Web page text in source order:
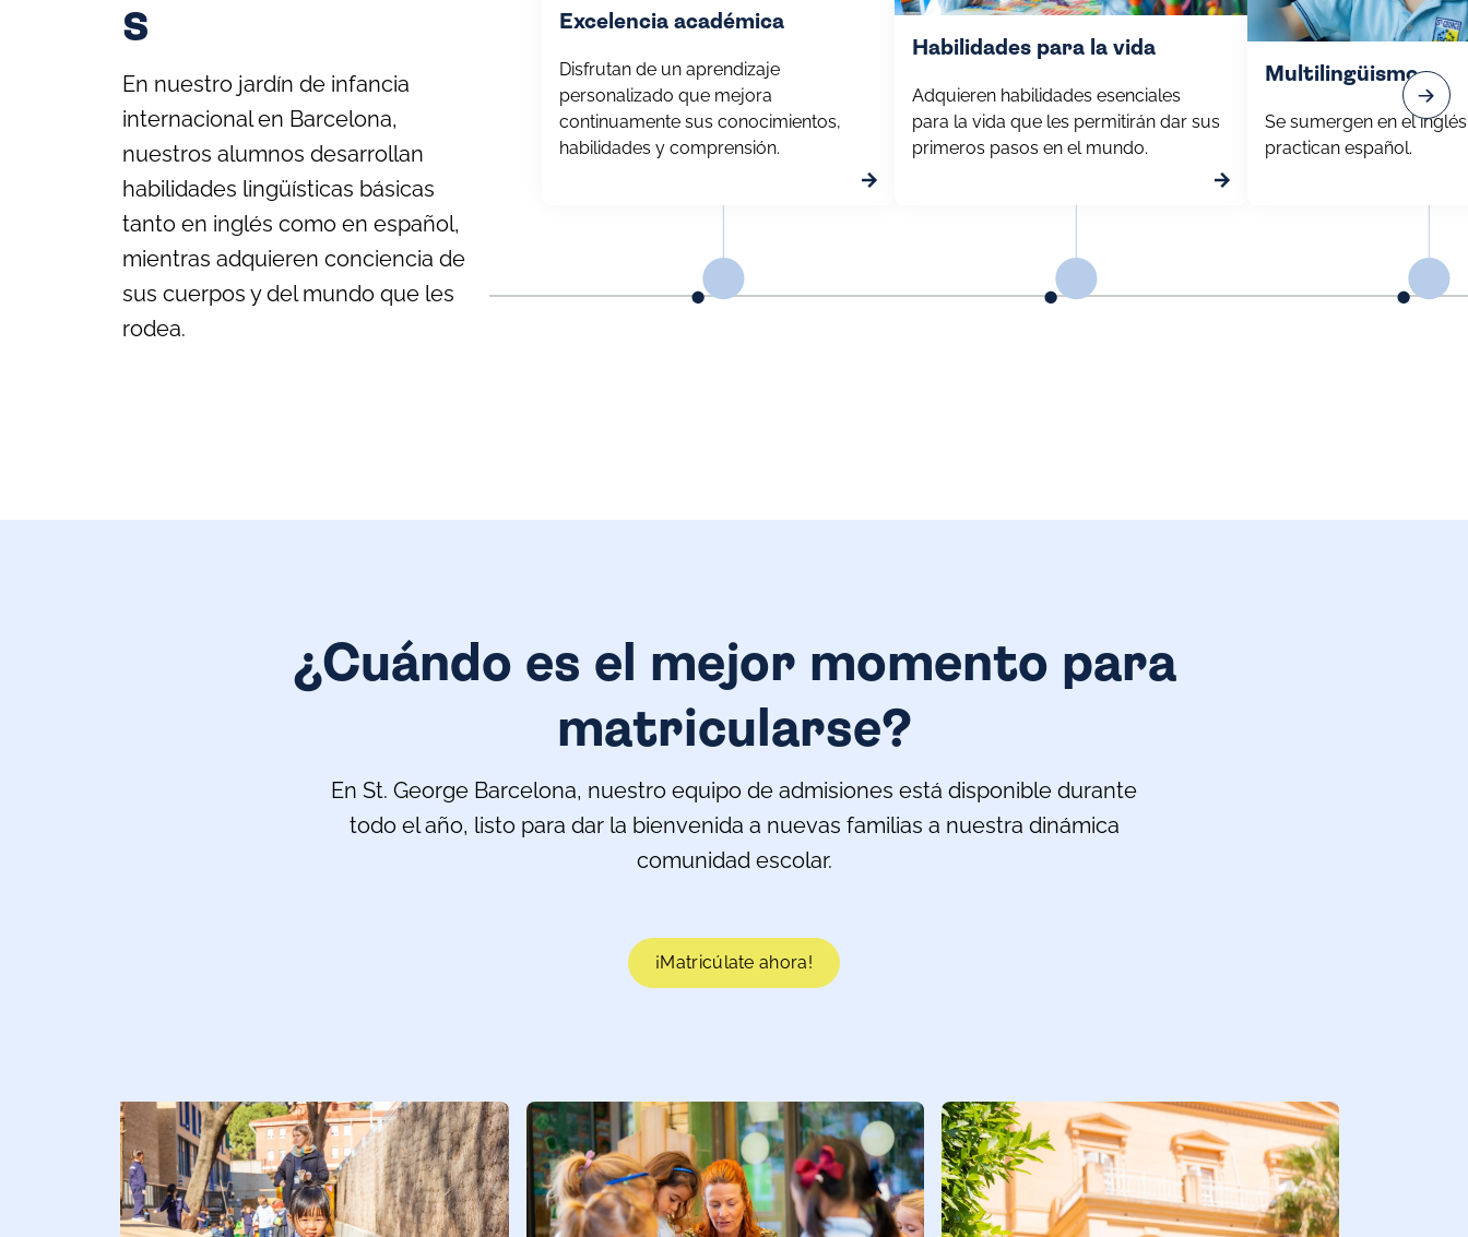
s
En nuestro jardín de infancia
internacional en Barcelona,
nuestros alumnos desarrollan
habilidades lingüísticas básicas
tanto en inglés como en español,
mientras adquieren conciencia de
sus cuerpos y del mundo que les
rodea.
Excelencia académica
Disfrutan de un aprendizaje
personalizado que mejora
continuamente sus conocimientos,
habilidades y comprensión.
Habilidades para la vida
Adquieren habilidades esenciales
para la vida que les permitirán dar sus
primeros pasos en el mundo.
Multilingüismo
Se sumergen en el
practican español.
¿Cuándo es el mejor momento para
matricularse?
En St. George Barcelona, nuestro equipo de admisiones está disponible durante
todo el año, listo para dar la bienvenida a nuevas familias a nuestra dinámica
comunidad escolar.
¡Matricúlate ahora!